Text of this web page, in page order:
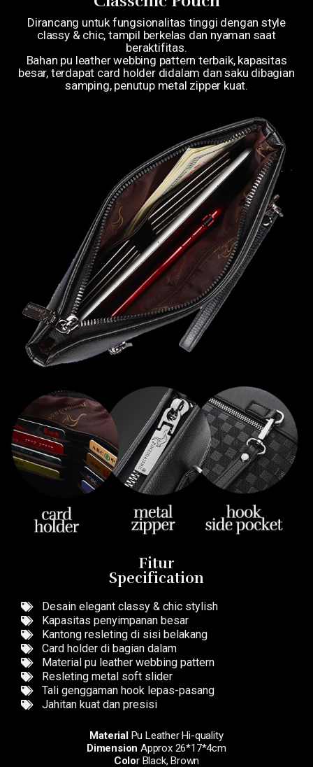
Dirancang untuk fungsionalitas tinggi dengan style
classy & chic, tampil berkelas dan nyaman saat
beraktifitas.
Bahan pu leather webbing pattern terbaik, kapasitas
besar, terdapat card holder didalam dan saku dibagian
samping, penutup metal zipper kuat.
Fitur
Specification
Desain elegant classy & chic stylish
Kapasitas penyimpanan besar
Kantong resleting di sisi belakang
Card holder di bagian dalam
Material pu leather webbing pattern
Resleting metal soft slider
Tali genggaman hook lepas-pasang
Jahitan kuat dan presisi
Material Pu Leather Hi-quality
Dimension Approx 26*17*4cm
Color Black, Brown